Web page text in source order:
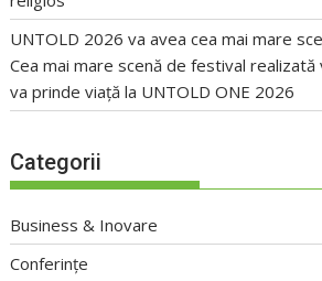
UNTOLD 2026 va avea cea mai mare
Cea mai mare scenă de festival realizată
va prinde viață la UNTOLD ONE 2026
Categorii
Business & Inovare
Conferințe